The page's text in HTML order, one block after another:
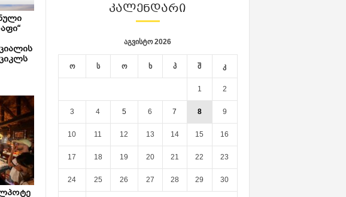
ᲙᲐᲚᲔᲜᲓᲐᲠᲘ
აგვისტო 2026
ო ს ო ხ პ შ კ
1 2
3 4 5 6 7 8 9
10 11 12 13 14 15 16
17 18 19 20 21 22 23
24 25 26 27 28 29 30